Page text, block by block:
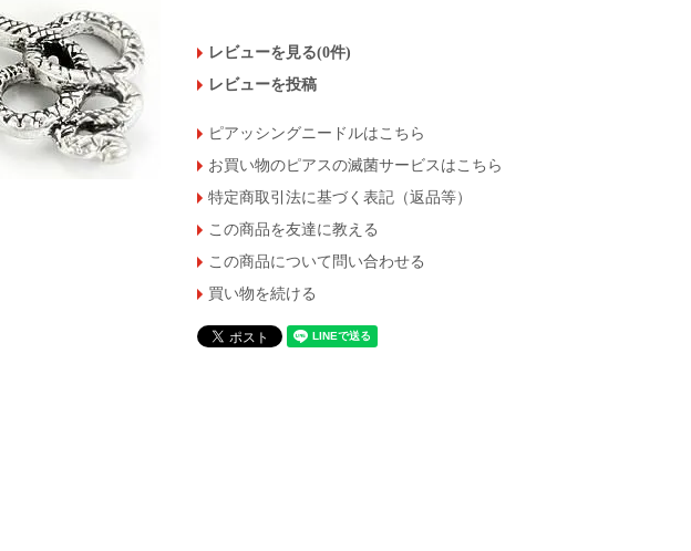
レビューを見る(0件)
レビューを投稿
ピアッシングニードルはこちら
お買い物のピアスの滅菌サービスはこちら
特定商取引法に基づく表記（返品等）
この商品を友達に教える
この商品について問い合わせる
買い物を続ける